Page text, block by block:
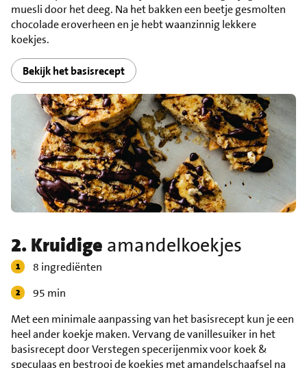
muesli door het deeg. Na het bakken een beetje gesmolten
chocolade eroverheen en je hebt waanzinnig lekkere
koekjes.
Bekijk het basisrecept
2. Kruidige amandelkoekjes
8 ingrediënten
95 min
Met een minimale aanpassing van het basisrecept kun je een
heel ander koekje maken. Vervang de vanillesuiker in het
basisrecept door Verstegen specerijenmix voor koek &
speculaas en bestrooi de koekjes met amandelschaafsel na